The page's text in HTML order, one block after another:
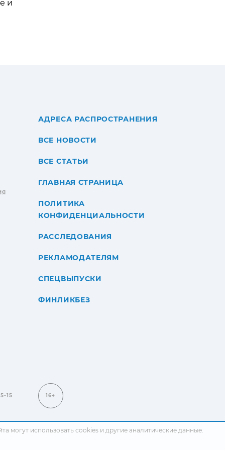
и
АДРЕСА РАСПРОСТРАНЕНИЯ
ВСЕ НОВОСТИ
ВСЕ СТАТЬИ
ГЛАВНАЯ СТРАНИЦА
ПОЛИТИКА
КОНФИДЕНЦИАЛЬНОСТИ
РАССЛЕДОВАНИЯ
РЕКЛАМОДАТЕЛЯМ
СПЕЦВЫПУСКИ
ФИНЛИКБЕЗ
15 16+
могут использовать cookies и другие аналитические данные.